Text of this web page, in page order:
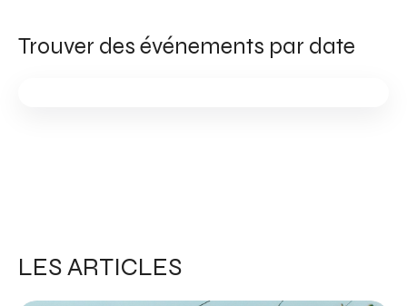
Trouver des événements par date
LES ARTICLES